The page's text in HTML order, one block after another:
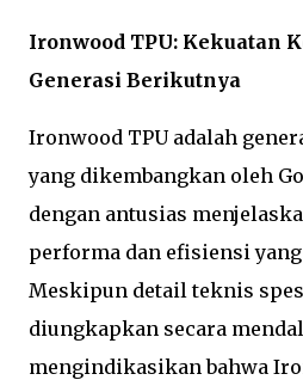
Ironwood TPU: Kekuatan
Generasi Berikutnya
Ironwood TPU adalah
yang dikembangkan oleh
dengan antusias
performa dan efisiensi
Meskipun detail teknis
diungkapkan secara
mengindikasikan bahwa